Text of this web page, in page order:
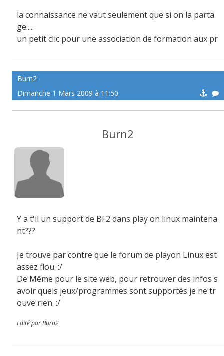
la connaissance ne vaut seulement que si on la parta
ge.....
un petit clic pour une association de formation aux pr
http://afps971.e-monsite.com/
Burn2
Dimanche 1 Mars 2009 à 11:50
Burn2
Y a t'il un support de BF2 dans play on linux maintena
nt???
Je trouve par contre que le forum de playon Linux est
assez flou. :/
De Même pour le site web, pour retrouver des infos s
avoir quels jeux/programmes sont supportés je ne tr
ouve rien. :/
Edité par Burn2